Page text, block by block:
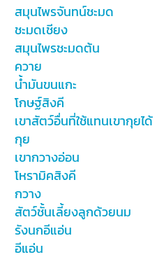
สมุนไพรจันทน์ชะมด
ชะมดเชียง
สมุนไพรชะมดต้น
ควาย
น้ำมันขนแกะ
โกษฐ์สิงคี
เขาสัตว์อื่นที่ใช้แทนเขากุยได้
กุย
เขากวางอ่อน
โหรามิคสิงคี
กวาง
สัตว์ชั้นเลี้ยงลูกด้วยนม
รังนกอีแอ่น
อีแอ่น